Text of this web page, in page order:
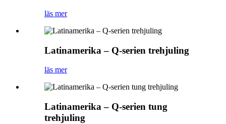
läs mer
Latinamerika – Q-serien trehjuling
läs mer
Latinamerika – Q-serien tung
trehjuling